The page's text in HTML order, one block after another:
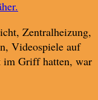
Zentralheizung,
Videospiele auf
im Griff hatten, war